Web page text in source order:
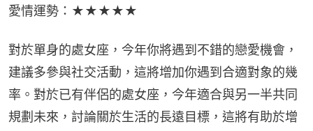
愛情運勢：★★★★★
對於單身的處女座，今年你將遇到不錯的戀愛機會，
建議多參與社交活動，這將增加你遇到合適對象的幾
率。對於已有伴侶的處女座，今年適合與另一半共同
規劃未來，討論關於生活的長遠目標，這將有助於增